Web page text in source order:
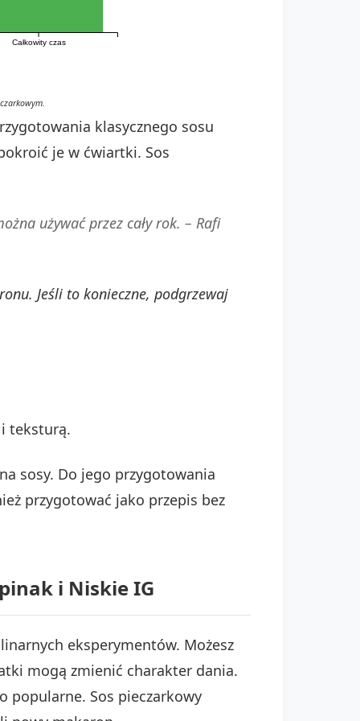
Całkowity czas
klasycznego sosu
je w ćwiartki. Sos
używać przez cały rok. – Rafi
Jeśli to konieczne, podgrzewaj
teksturą.
sosy. Do jego przygotowania
przygotować jako przepis bez
i Niskie IG
eksperymentów. Możesz
mogą zmienić charakter dania.
popularne. Sos pieczarkowy